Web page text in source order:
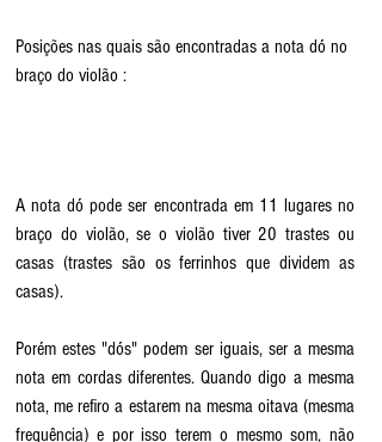
Posições nas quais são encontradas a nota dó no
braço do violão :
A nota dó pode ser encontrada em 11 lugares no
braço do violão, se o violão tiver 20 trastes ou
casas (trastes são os ferrinhos que dividem as
casas).
Porém estes "dós" podem ser iguais, ser a mesma
nota em cordas diferentes. Quando digo a mesma
nota, me refiro a estarem na mesma oitava (mesma
frequência) e por isso terem o mesmo som, não